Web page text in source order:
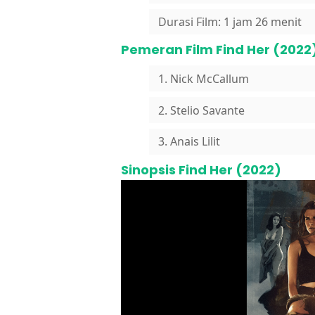
Durasi Film: 1 jam 26 menit
Pemeran Film Find Her
1. Nick McCallum
2. Stelio Savante
3. Anais Lilit
Sinopsis Find Her (2022)